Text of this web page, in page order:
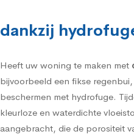
dankzij
Heeft uw woning te maken met
bijvoorbeeld een fikse
beschermen met hydrofuge.
kleurloze en waterdichte
aangebracht, die de porositeit